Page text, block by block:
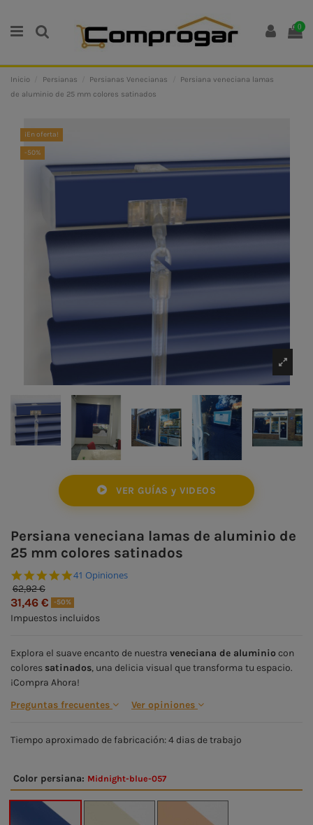
0
Inicio Persianas Persianas Venecianas
Persiana veneciana lamas
de aluminio de 25 mm colores satinados
¡En oferta!
-50%
VER GUÍAS y VIDEOS
Persiana veneciana lamas de aluminio de
25 mm colores satinados
4.9 star rating
41 Opiniones
62,92 €
31,46 € -50%
Impuestos incluidos
Explora el suave encanto de nuestra veneciana de aluminiocon
colores satinados, una delicia visual que transforma tu espacio.
¡Compra Ahora!
Preguntas frecuentes
Ver opiniones
Tiempo aproximado de fabricación:4 dias de trabajo
Color persiana: Midnight-blue-057